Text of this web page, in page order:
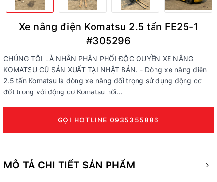
Xe nâng điện Komatsu 2.5 tấn FE25-1
#305296
CHÚNG TÔI LÀ NHÂN PHÂN PHỐI ĐỘC QUYỀN XE NÂNG
KOMATSU CŨ SẢN XUẤT TẠI NHẬT BẢN. - Dòng xe nâng điện
2.5 tấn Komatsu là dòng xe nâng đối trọng sử dụng động cơ
đốt trong với động cơ Komatsu nổi...
GỌI HOTLINE 0935355886
MÔ TẢ CHI TIẾT SẢN PHẨM